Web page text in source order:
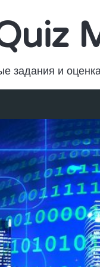
задания и